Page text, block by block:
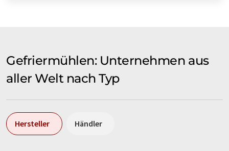
Gefriermühlen: Unternehmen aus
aller Welt nach Typ
Hersteller Händler